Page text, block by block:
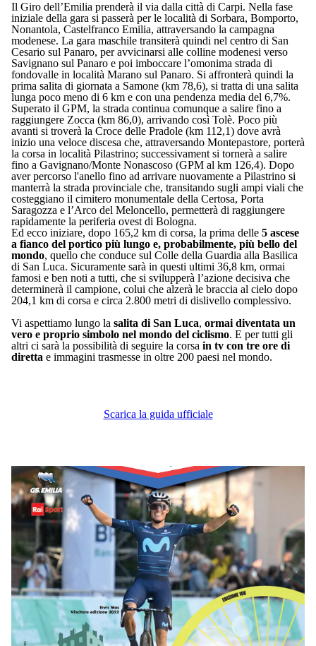
Il Giro dell’Emilia prenderà il via dalla città di Carpi. Nella fase
iniziale della gara si passerà per le località di Sorbara, Bomporto,
Nonantola, Castelfranco Emilia, attraversando la campagna
modenese. La gara maschile transiterà quindi nel centro di San
Cesario sul Panaro, per avvicinarsi alle colline modenesi verso
Savignano sul Panaro e poi imboccare l’omonima strada di
fondovalle in località Marano sul Panaro. Si affronterà quindi la
prima salita di giornata a Samone (km 78,6), si tratta di una salita
lunga poco meno di 6 km e con una pendenza media del 6,7%.
Superato il GPM, la strada continua comunque a salire fino a
raggiungere Zocca (km 86,0), arrivando così Tolè. Poco più
avanti si troverà la Croce delle Pradole (km 112,1) dove avrà
inizio una veloce discesa che, attraversando Montepastore, porterà
la corsa in località Pilastrino; successivament si tornerà a salire
fino a Gavignano/Monte Nonascoso (GPM al km 126,4). Dopo
aver percorso l'anello fino ad arrivare nuovamente a Pilastrino si
manterrà la strada provinciale che, transitando sugli ampi viali che
costeggiano il cimitero monumentale della Certosa, Porta
Saragozza e l’Arco del Meloncello, permetterà di raggiungere
rapidamente la periferia ovest di Bologna.
Ed ecco iniziare, dopo 165,2 km di corsa, la prima delle 5 ascese
a fianco del portico più lungo e, probabilmente, più bello del
mondo, quello che conduce sul Colle della Guardia alla Basilica
di San Luca. Sicuramente sarà in questi ultimi 36,8 km, ormai
famosi e ben noti a tutti, che si svilupperà l’azione decisiva che
determinerà il campione, colui che alzerà le braccia al cielo dopo
204,1 km di corsa e circa 2.800 metri di dislivello complessivo.
Vi aspettiamo lungo la salita di San Luca, ormai diventata un
vero e proprio simbolo nel mondo del ciclismo. E per tutti gli
altri ci sarà la possibilità di seguire la corsa in tv con tre ore di
diretta e immagini trasmesse in oltre 200 paesi nel mondo.
Scarica la guida ufficiale